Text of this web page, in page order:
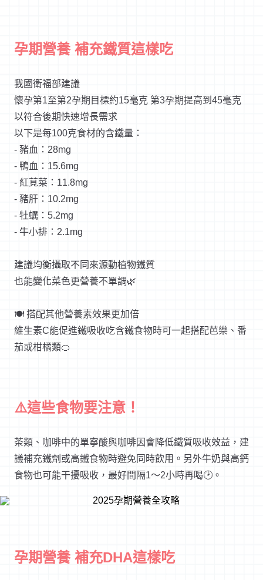
孕期營養 補充鐵質這樣吃
我國衛福部建議
懷孕第1至第2孕期目標約15毫克 第3孕期提高到45毫克
以符合後期快速增長需求
以下是每100克食材的含鐵量：
- 豬血：28mg
- 鴨血：15.6mg
- 紅莧菜：11.8mg
- 豬肝：10.2mg
- 牡蠣：5.2mg
- 牛小排：2.1mg
建議均衡攝取不同來源動植物鐵質
也能變化菜色更營養不單調🌿
🍽 搭配其他營養素效果更加倍
維生素C能促進鐵吸收吃含鐵食物時可一起搭配芭樂、番
茄或柑橘類🍊
⚠️這些食物要注意！
茶類、咖啡中的單寧酸與咖啡因會降低鐵質吸收效益，建
議補充鐵劑或高鐵食物時避免同時飲用。另外牛奶與高鈣
食物也可能干擾吸收，最好間隔1～2小時再喝🕑。
孕期營養 補充DHA這樣吃